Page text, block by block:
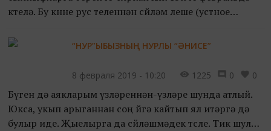
көтелә. Бу көнне рус теленнән сөйләм өлеше (устное
тапшыралар....“НУР”ЫБЫЗНЫҢ НУРЛЫ “ӘНИСЕ”
8 февраля 2019 - 10:20 1225 0 0
Бүген дә аякларым үзләреннән-үзләре шунда атлый.
Юкса, укып арыганнан соң өйгә кайтып ял итәргә дә
булыр иде. Җыелырга да сөйләшмәдек төсле. Тик шулай